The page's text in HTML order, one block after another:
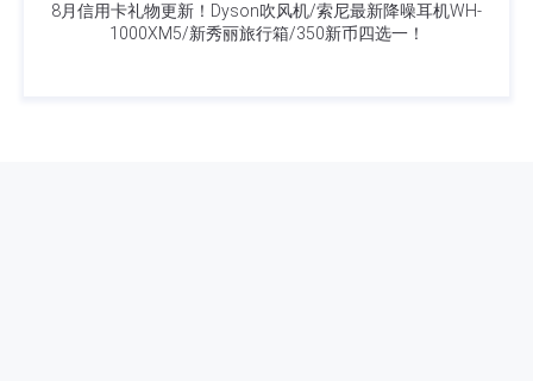
8月信用卡礼物更新！Dyson吹风机/索尼最新降噪耳机WH-
1000XM5/新秀丽旅行箱/350新币四选一！